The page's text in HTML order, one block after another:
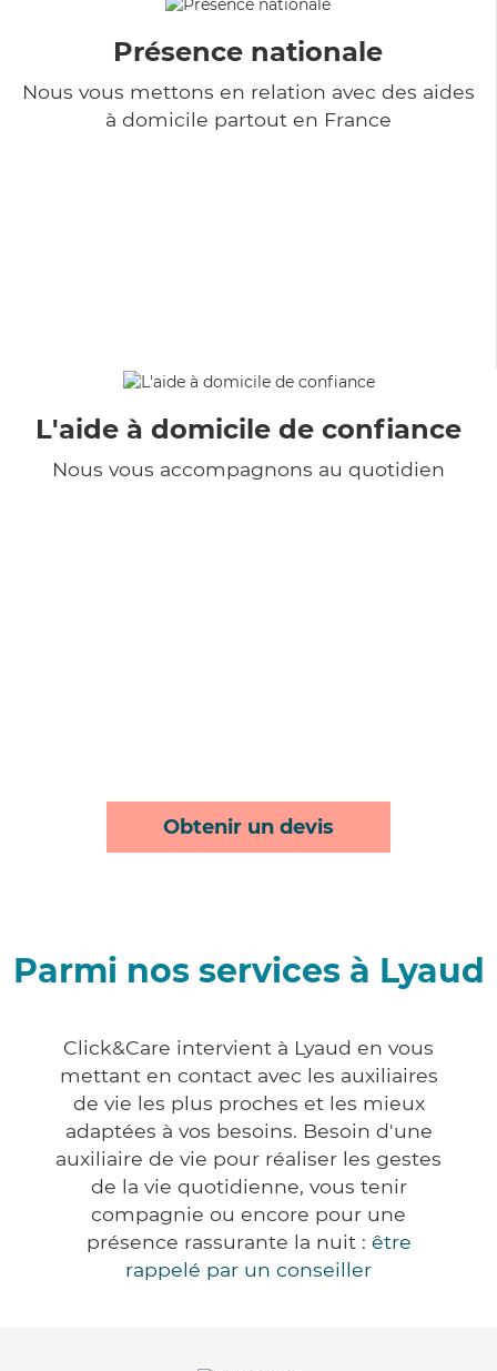
Présence nationale
Nous vous mettons en relation avec des aides
à domicile partout en France
L'aide à domicile de confiance
Nous vous accompagnons au quotidien
Obtenir un devis
Parmi nos services à Lyaud
Click&Care intervient à Lyaud en vous
mettant en contact avec les auxiliaires
de vie les plus proches et les mieux
adaptées à vos besoins. Besoin d'une
auxiliaire de vie pour réaliser les gestes
de la vie quotidienne, vous tenir
compagnie ou encore pour une
présence rassurante la nuit : être
rappelé par un conseiller